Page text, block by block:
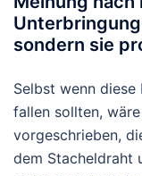
sondern sie
Selbst wenn
fallen sollten,
vorgeschrieben,
dem Stacheldraht